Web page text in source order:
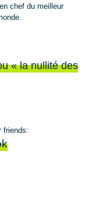
chef du meilleur
« la nullité des
friends: